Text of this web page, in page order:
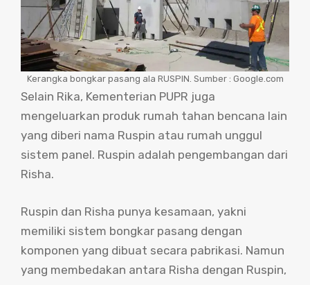
Kerangka bongkar pasang ala RUSPIN. Sumber : Google.com
Selain Rika, Kementerian PUPR juga
mengeluarkan produk rumah tahan bencana lain
yang diberi nama Ruspin atau rumah unggul
sistem panel. Ruspin adalah pengembangan dari
Risha.
Ruspin dan Risha punya kesamaan, yakni
memiliki sistem bongkar pasang dengan
komponen yang dibuat secara pabrikasi. Namun
yang membedakan antara Risha dengan Ruspin,